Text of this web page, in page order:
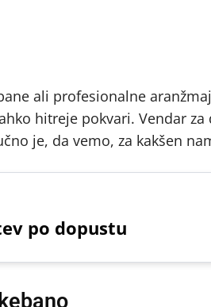
ali profesionalne
hitreje pokvari. Vendar
je, da vemo, za kakšen
po dopustu